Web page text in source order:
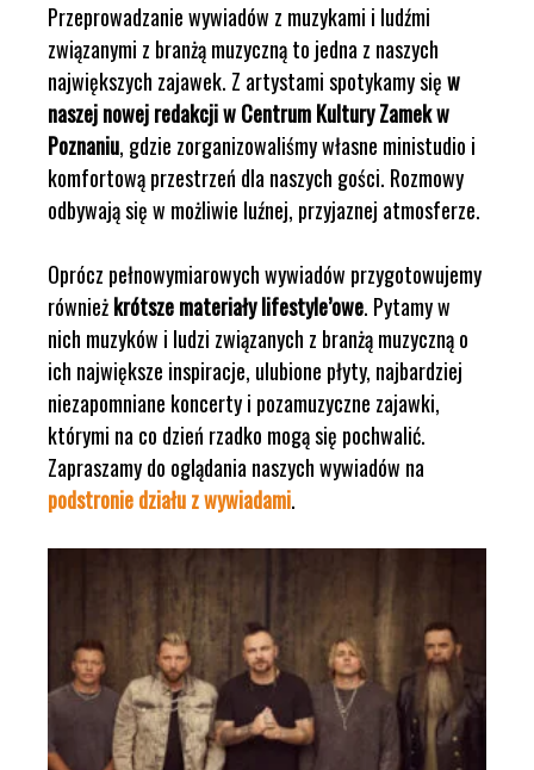
Przeprowadzanie wywiadów z muzykami i ludźmi
związanymi z branżą muzyczną to jedna z naszych
największych zajawek. Z artystami spotykamy sięw
naszej nowej redakcji w Centrum Kultury Zamek w
Poznaniu, gdzie zorganizowaliśmy własne ministudio i
komfortową przestrzeń dla naszych gości. Rozmowy
odbywają się w możliwie luźnej, przyjaznej atmosferze.
Oprócz pełnowymiarowych wywiadów przygotowujemy
równieżkrótsze materiały lifestyle’owe. Pytamy w
nich muzyków i ludzi związanych z branżą muzyczną o
ich największe inspiracje, ulubione płyty, najbardziej
niezapomniane koncerty i pozamuzyczne zajawki,
którymi na co dzień rzadko mogą się pochwalić.
Zapraszamy do oglądania naszych wywiadów na
podstronie działu z wywiadami.